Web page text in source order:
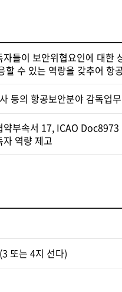
들이 보안위협요인에 대한
할 수 있는 역량을 갖추어 항
등의 항공보안분야 감독업
약부속서 17, ICAO
역량 제고
또는 4지 선다)